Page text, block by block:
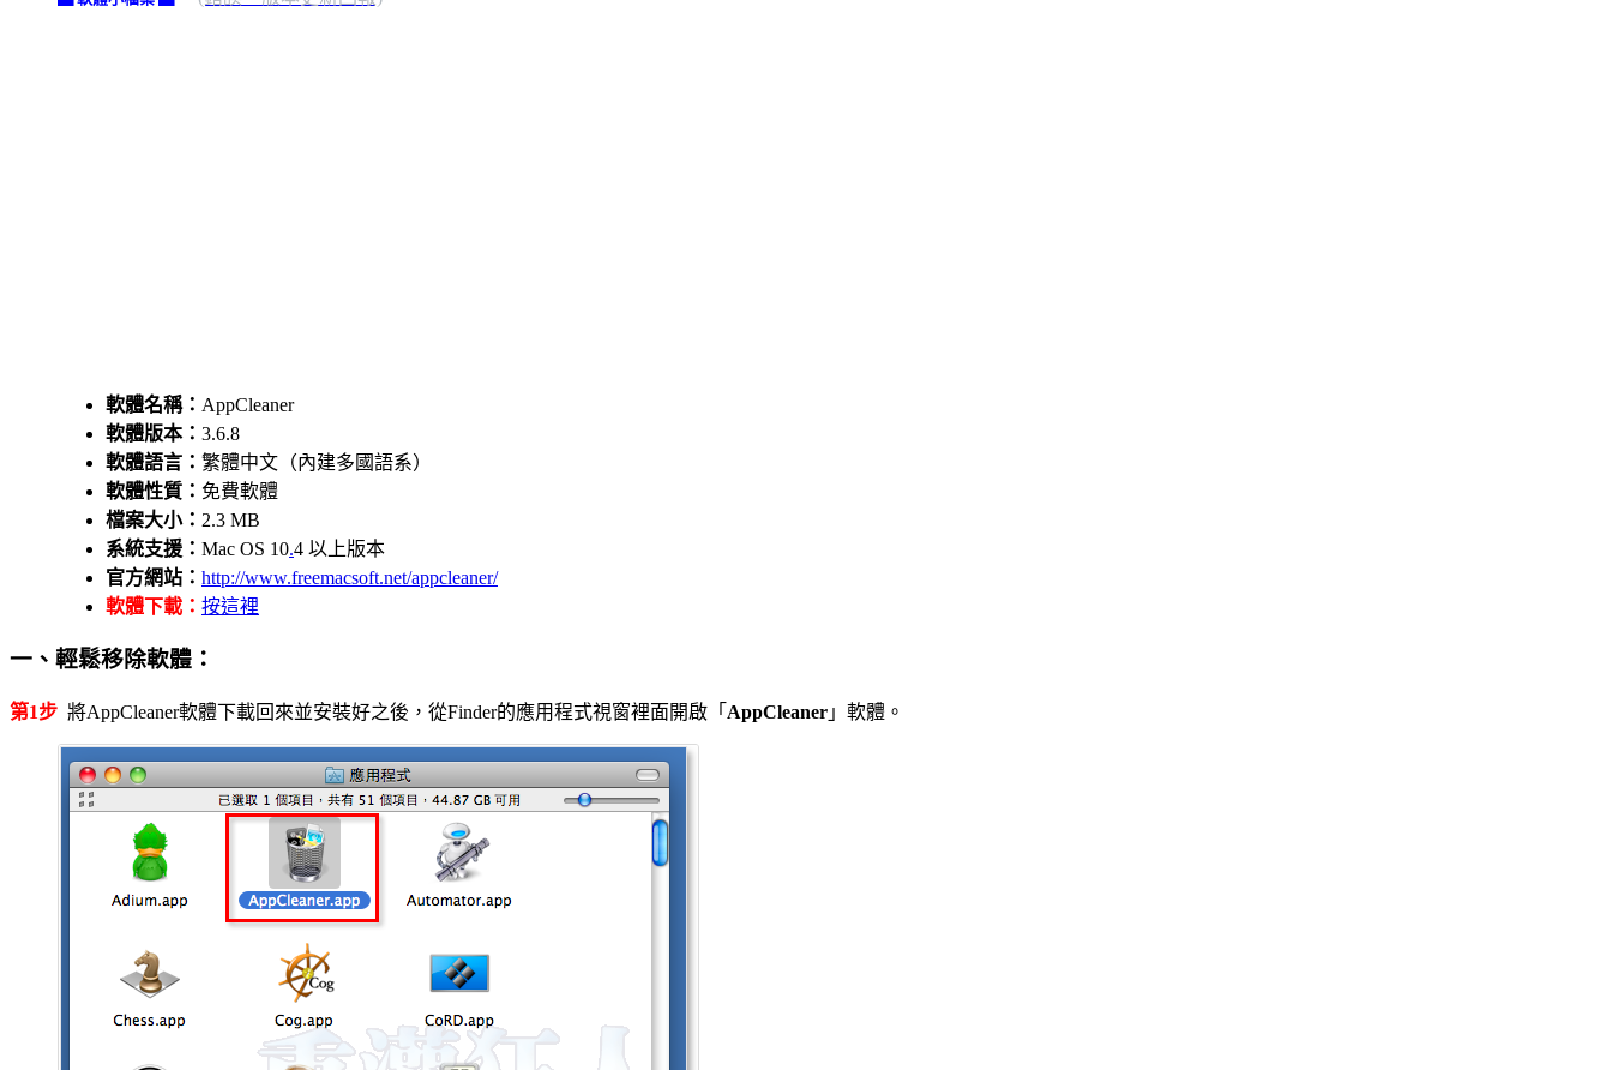
軟體名稱： AppCleaner
軟體版本： 3.6.8
軟體語言： 繁體中文（內建多國語系）
軟體性質： 免費軟體
檔案大小： 2.3 MB
系統支援： Mac OS 10.4 以上版本
官方網站： http://www.freemacsoft.net/appcleaner/
軟體下載： 按這裡
一、輕鬆移除軟體：
第1步 將AppCleaner軟體下載回來並安裝好之後，從Finder的應用程式視窗裡面開啟「 AppCleaner 」軟體。